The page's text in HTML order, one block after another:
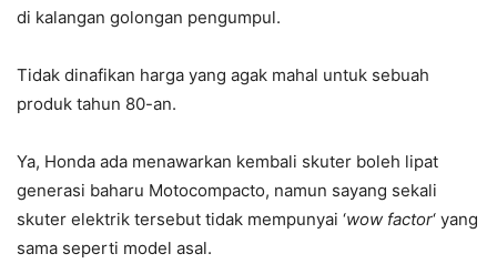
di kalangan golongan pengumpul.
Tidak dinafikan harga yang agak mahal untuk sebuah
produk tahun 80-an.
Ya, Honda ada menawarkan kembali skuter boleh lipat
generasi baharu Motocompacto, namun sayang sekali
skuter elektrik tersebut tidak mempunyai ‘wow factor‘ yang
sama seperti model asal.